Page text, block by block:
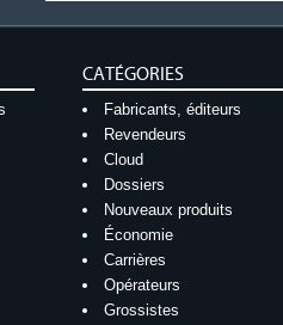
CATÉGORIES
Fabricants, éditeurs
Revendeurs
Cloud
Dossiers
Nouveaux produits
Économie
Carrières
Opérateurs
Grossistes